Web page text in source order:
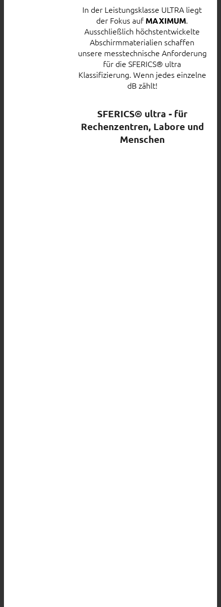
In der Leistungsklasse ULTRA liegt
der Fokus auf MAXIMUM.
Ausschließlich höchstentwickelte
Abschirmmaterialien schaffen
unsere messtechnische Anforderung
für die SFERICS® ultra
Klassifizierung. Wenn jedes einzelne
dB zählt!
SFERICS® ultra - für
Rechenzentren, Labore und
Menschen